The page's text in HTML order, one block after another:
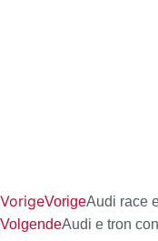
VorigeVorigeAudi race
VolgendeAudi e tron